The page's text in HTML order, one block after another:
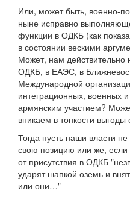
Или, может быть, военно-
ныне исправно
функции в ОДКБ (как
в состоянии вескими
Может, нам
ОДКБ, в ЕАЭС, в
Международной
интеграционных, военных
армянским участием?
вникаем в тонкости
Тогда пусть наши власти
свою позицию или же,
от присутствия в ОДКБ
ударят шапкой оземь и
или они…"